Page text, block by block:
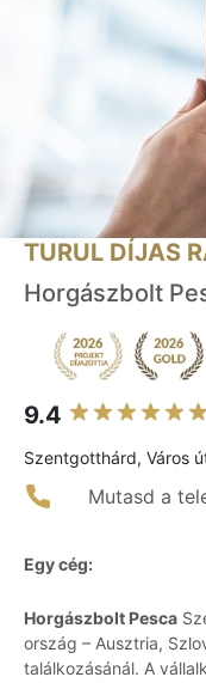
TURUL DÍJAS
Horgászbolt
9.4
Szentgotthárd, Város
Mutasd a
Egy cég:
Horgászbolt Pesca
ország – Ausztria,
találkozásánál. A